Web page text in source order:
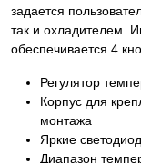
задается
так и охладителем.
обеспечивается 4
Регулятор
Корпус для
монтажа
Яркие
Диапазон